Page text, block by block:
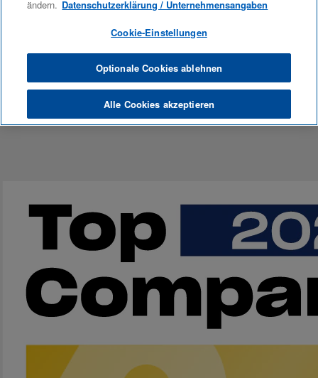
ändern. Datenschutzerklärung / Unternehmensangaben
Cookie-Einstellungen
Optionale Cookies ablehnen
Alle Cookies akzeptieren